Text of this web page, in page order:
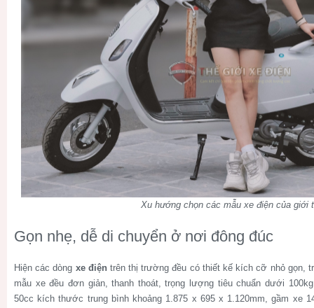
Xu hướng chọn các mẫu xe điện của giới
Gọn nhẹ, dễ di chuyển ở nơi đông đúc
Hiện các dòng xe điệntrên thị trường đều có thiết kế kích cỡ nhỏ gọn,
mẫu xe đều đơn giản, thanh thoát, trọng lượng tiêu chuẩn dưới
50cc kích thước trung bình khoảng 1.875 x 695 x 1.120mm, gầm xe